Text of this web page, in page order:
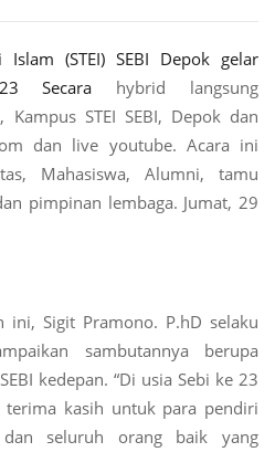
(STEI) SEBI Depok gelar
Secara hybrid langsung
Kampus STEI SEBI, Depok dan
dan live youtube. Acara ini
Mahasiswa, Alumni, tamu
pimpinan lembaga. Jumat, 29
ini, Sigit Pramono. P.hD selaku
sambutannya berupa
kedepan. “Di usia Sebi ke 23
kasih untuk para pendiri
dan seluruh orang baik yang